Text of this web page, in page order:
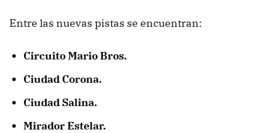
Entre las nuevas pistas se encuentran:
Circuito Mario Bros.
Ciudad Corona.
Ciudad Salina.
Mirador Estelar.